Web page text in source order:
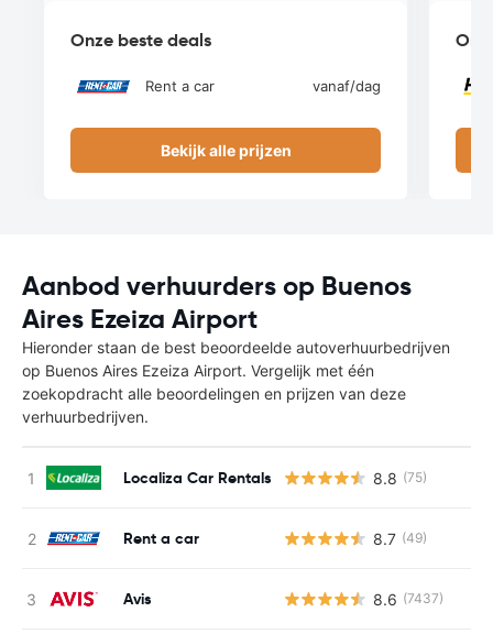
Onze beste deals
Rent a car vanaf/dag
Bekijk alle prijzen
Aanbod verhuurders op Buenos
Aires Ezeiza Airport
Hieronder staan de best beoordeelde autoverhuurbedrijven
op Buenos Aires Ezeiza Airport. Vergelijk met één
zoekopdracht alle beoordelingen en prijzen van deze
verhuurbedrijven.
Localiza Car Rentals 8.8 (75)
Rent a car 8.7 (49)
Avis 8.6 (7437)